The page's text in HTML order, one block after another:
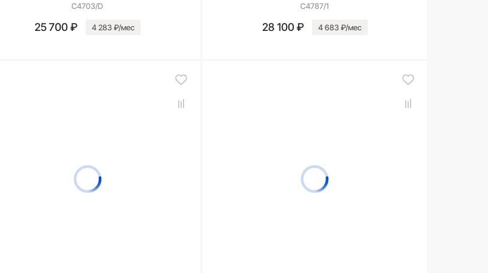
C4703/D
25 700 ₽ 4 283 ₽/мес
C4787/1
28 100 ₽ 4 683 ₽/мес